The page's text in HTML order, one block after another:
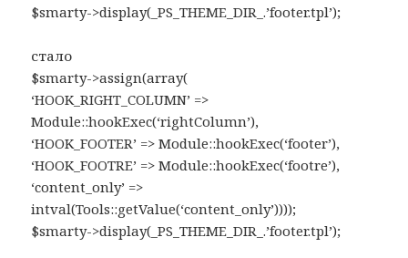
$smarty->display(_PS_THEME_DIR_.’footer.tpl’);
стало
$smarty->assign(array(
‘HOOK_RIGHT_COLUMN’ =>
Module::hookExec(‘rightColumn’),
‘HOOK_FOOTER’ => Module::hookExec(‘footer’),
‘HOOK_FOOTRE’ => Module::hookExec(‘footre’),
‘content_only’ =>
intval(Tools::getValue(‘content_only’))));
$smarty->display(_PS_THEME_DIR_.’footer.tpl’);